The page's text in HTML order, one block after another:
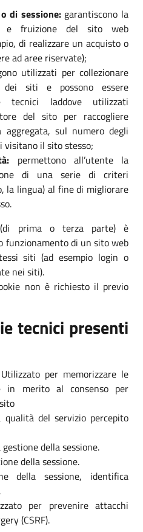
di sessione:garantiscono la
e fruizione del sito web
di realizzare un acquisto o
ad aree riservate);
utilizzati per collezionare
dei siti e possono essere
tecnici laddove utilizzati
del sito per raccogliere
sul numero degli
visitano il sito stesso;
permettono all’utente la
di una serie di criteri
la lingua) al fine di migliorare
prima o terza parte) è
funzionamento di un sito web
siti (ad esempio login o
nei siti).
non è richiesto il previo
tecnici presenti
Utilizzato per memorizzare le
in merito al consenso per
qualità del servizio percepito
gestione della sessione.
della sessione.
della sessione, identifica
per prevenire attacchi
(CSRF).